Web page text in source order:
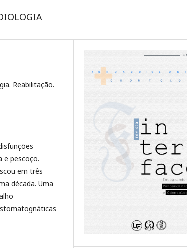
Reabilitação.
e pescoço.
em três
década. Uma